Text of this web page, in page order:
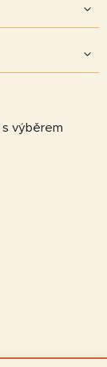
výběrem